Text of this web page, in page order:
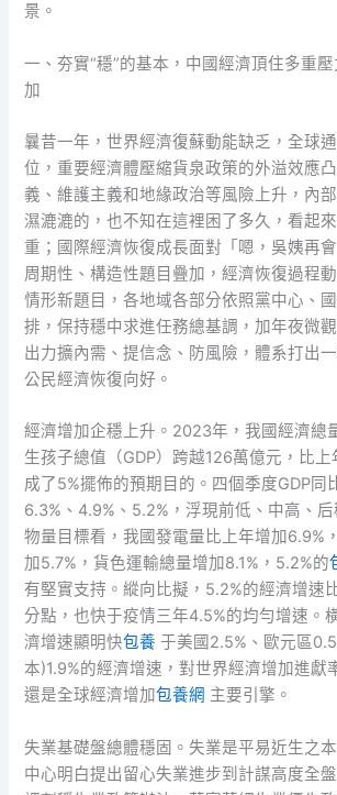
景。
一、夯實“穩”的基本，中國經濟頂住多重
加
曩昔一年，世界經濟復蘇動能缺乏，全球
位，重要經濟體壓縮貨泉政策的外溢效應
義、維護主義和地緣政治等風險上升，內
濕漉漉的，也不知在這裡困了多久，看起
重；國際經濟恢復成長面對「嗯，吳姨再
周期性、構造性題目疊加，經濟恢復過程
情形新題目，各地域各部分依照黨中心、
排，保持穩中求進任務總基調，加年夜微
出力擴內需、提信念、防風險，體系打出
公民經濟恢復向好。
經濟增加企穩上升。2023年，我國經濟總
生孩子總值（GDP）跨越126萬億元，比
成了5%擺佈的預期目的。四個季度GDP同
6.3%、4.9%、5.2%，浮現前低、中高、
物量目標看，我國發電量比上年增加6.9%
加5.7%，貨色運輸總量增加8.1%，5.2%的
有堅實支持。縱向比擬，5.2%的經濟增速
分點，也快于疫情三年4.5%的均勻增速。
濟增速顯明快包養 于美國2.5%、歐元區
本)1.9%的經濟增速，對世界經濟增加進獻
還是全球經濟增加包養網 主要引擎。
失業基礎盤總體穩固。失業是平易近生之
中心明白提出留心失業進步到計謀高度全